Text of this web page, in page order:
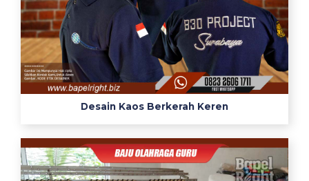
Desain Kaos Berkerah Keren